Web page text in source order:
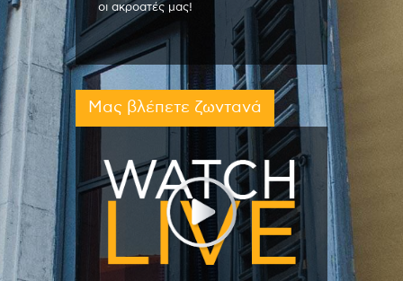
οι ακροατές μας!
Μας βλέπετε ζωντανά